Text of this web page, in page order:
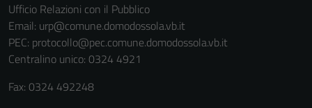
Ufficio Relazioni con il Pubblico
Email: urp@comune.domodossola.vb.it
PEC: protocollo@pec.comune.domodossola.vb.it
Centralino unico: 0324 4921
Fax: 0324 492248